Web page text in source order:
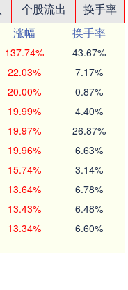
个股流出
换手率
涨幅
换手率
137.74% 43.67%
22.03% 7.17%
20.00% 0.87%
19.99% 4.40%
19.97% 26.87%
19.96% 6.63%
15.74% 3.14%
13.64% 6.78%
13.43% 6.48%
13.34% 6.60%